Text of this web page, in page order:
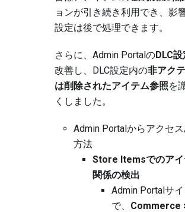
ョンが引き続き利用でき、影
設定は後で処理できます。
さらに、Admin PortalのDLC
改善し、DLC設定内の非アク
は削除されたアイテム参照を
くしました。
Admin Portalからアクセ
方法
Store Itemsでのアイ
関係の検出
Admin Portalサ
で、 Commerce